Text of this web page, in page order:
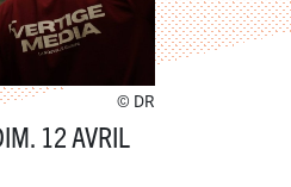
© DR
12 AVRIL